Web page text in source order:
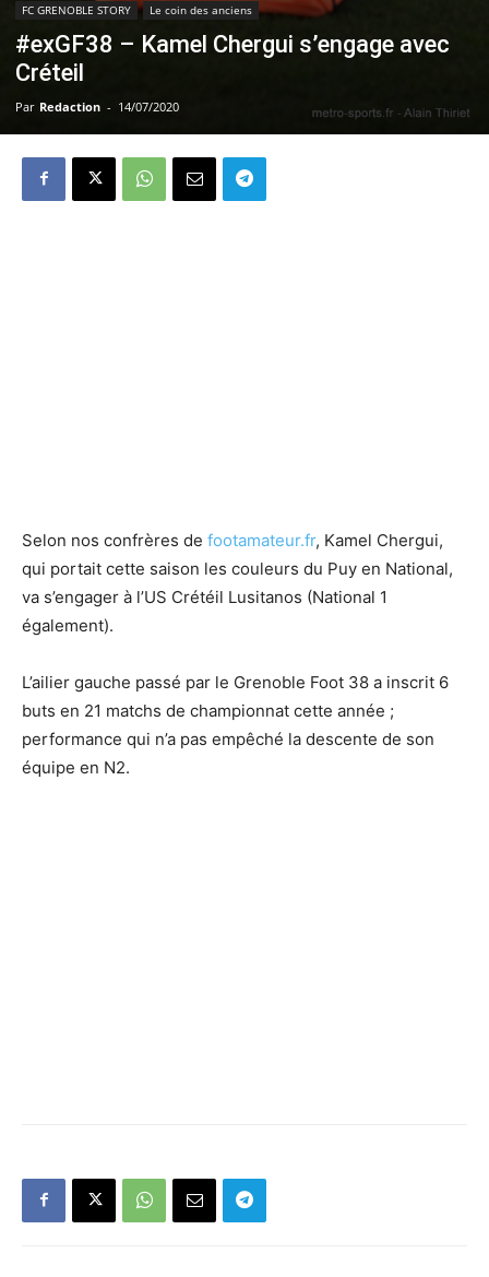
FC GRENOBLE STORY Le coin des anciens
#exGF38 – Kamel Chergui s’engage avec
Créteil
Par Redaction - 14/07/2020
Selon nos confrères de footamateur.fr, Kamel Chergui,
qui portait cette saison les couleurs du Puy en National,
va s’engager à l’US Crétéil Lusitanos (National 1
également).
L’ailier gauche passé par le Grenoble Foot 38 a inscrit 6
buts en 21 matchs de championnat cette année ;
performance qui n’a pas empêché la descente de son
équipe en N2.